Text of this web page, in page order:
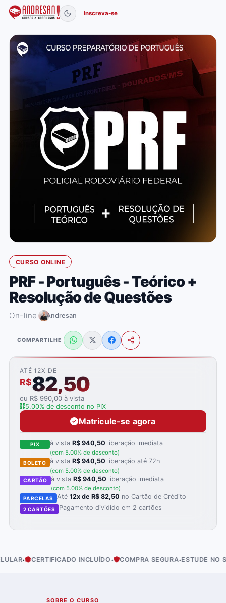
Inscreva-se
CURSO ONLINE
PRF - Português - Teórico +
Resolução de Questões
On-line Andresan
COMPARTILHE
ATÉ 12X DE
R$82,50
ou R$ 990,00 à vista
5.00% de desconto no PIX
Matricule-se agora
PIX à vistaR$ 940,50 liberação imediata
(com 5.00% de desconto)
BOLETO à vistaR$ 940,50 liberação até 72h
(com 5.00% de desconto)
CARTÃO à vista R$ 940,50 liberação imediata
(com 5.00% de desconto)
PARCELAS Até12x de R$ 82,50 no Cartão de Crédito
2 CARTÕES Pagamento dividido em 2 cartões
· CERTIFICADO INCLUÍDO· COMPRA SEGURA·ESTUDE NO SEU
SOBRE O CURSO